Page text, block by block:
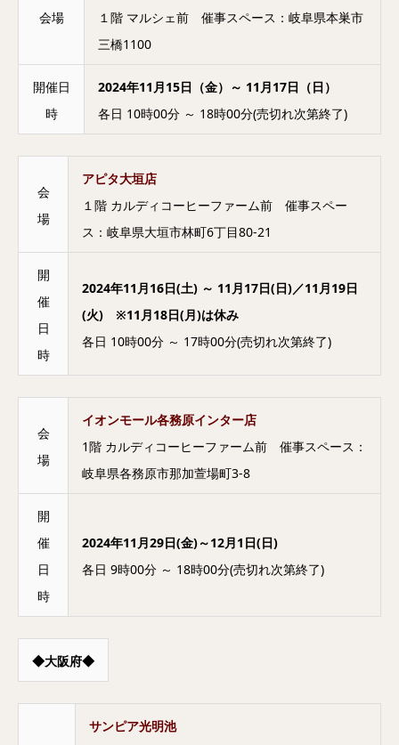
会場
１階 マルシェ前 催事スペース：岐阜県本巣市
三橋1100
開催日
時
2024年11月15日（金）～ 11月17日（日）
各日 10時00分 ～ 18時00分(売切れ次第終了)
会
場
アピタ大垣店
１階 カルディコーヒーファーム前 催事スペー
ス：岐阜県大垣市林町6丁目80-21
開
催
日
時
2024年11月16日(土) ～ 11月17日(日)／11月19日
(火) ※11月18日(月)は休み
各日 10時00分 ～ 17時00分(売切れ次第終了)
会
場
イオンモール各務原インター店
1階 カルディコーヒーファーム前 催事スペース：
岐阜県各務原市那加萱場町3-8
開
催
日
時
2024年11月29日(金)～12月1日(日)
各日 9時00分 ～ 18時00分(売切れ次第終了)
◆大阪府◆
サンピア光明池